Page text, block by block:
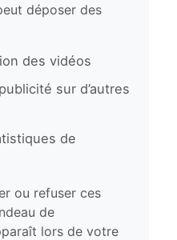
déposer des
des vidéos
sur d’autres
de
ou refuser ces
de
lors de votre